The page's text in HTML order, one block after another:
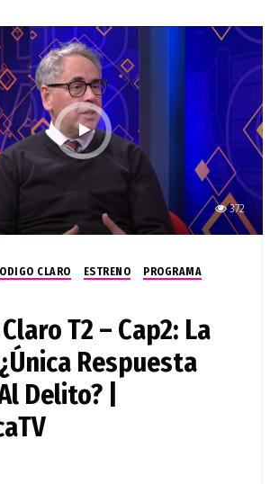
372
CLARO ESTRENO
PROGRAMA
T2 – Cap2: La
Respuesta
Delito? |